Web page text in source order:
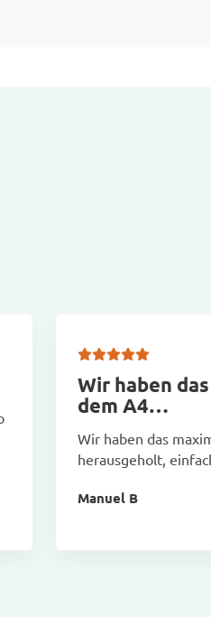
Wir haben
dem A4…
Wir haben das
herausgeholt,
Manuel B